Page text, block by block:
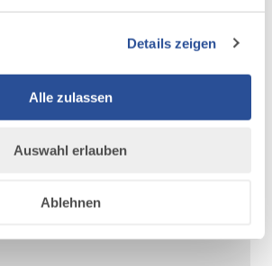
Details zeigen
Alle zulassen
Auswahl erlauben
Ablehnen